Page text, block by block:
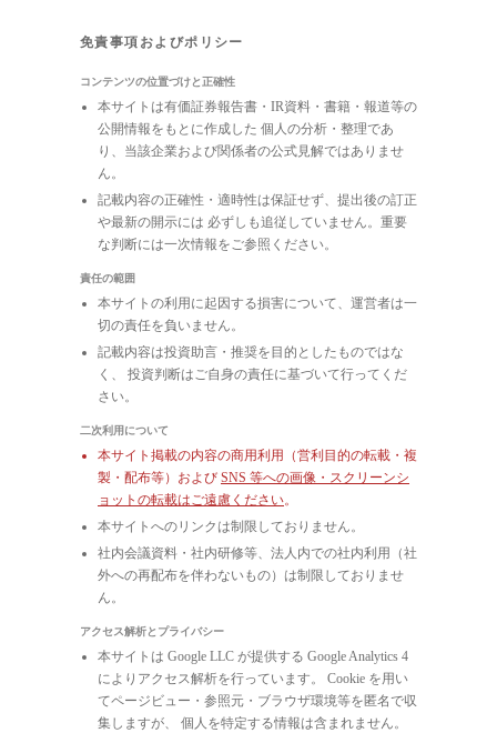
免責事項およびポリシー
コンテンツの位置づけと正確性
本サイトは有価証券報告書・IR資料・書籍・報道等の
公開情報をもとに作成した 個人の分析・整理であ
り、当該企業および関係者の公式見解ではありませ
ん。
記載内容の正確性・適時性は保証せず、提出後の訂正
や最新の開示には 必ずしも追従していません。重要
な判断には一次情報をご参照ください。
責任の範囲
本サイトの利用に起因する損害について、運営者は一
切の責任を負いません。
記載内容は投資助言・推奨を目的としたものではな
く、 投資判断はご自身の責任に基づいて行ってくだ
さい。
二次利用について
本サイト掲載の内容の商用利用（営利目的の転載・複
製・配布等）および SNS 等への画像・スクリーンシ
ョットの転載はご遠慮ください。
本サイトへのリンクは制限しておりません。
社内会議資料・社内研修等、法人内での社内利用（社
外への再配布を伴わないもの）は制限しておりませ
ん。
アクセス解析とプライバシー
本サイトは Google LLC が提供する Google Analytics 4
によりアクセス解析を行っています。 Cookie を用い
てページビュー・参照元・ブラウザ環境等を匿名で収
集しますが、 個人を特定する情報は含まれません。